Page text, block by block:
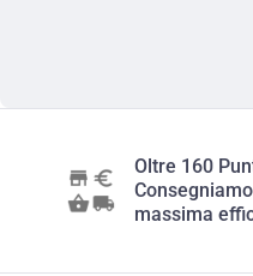
Oltre 160
massima